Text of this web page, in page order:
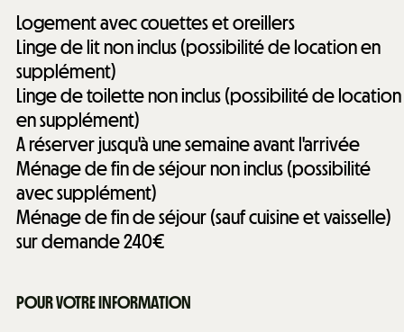
Logement avec couettes et oreillers
Linge de lit non inclus (possibilité de location en
supplément)
Linge de toilette non inclus (possibilité de location
en supplément)
A réserver jusqu'à une semaine avant l'arrivée
Ménage de fin de séjour non inclus (possibilité
avec supplément)
Ménage de fin de séjour (sauf cuisine et vaisselle)
sur demande240€
POUR VOTRE INFORMATION